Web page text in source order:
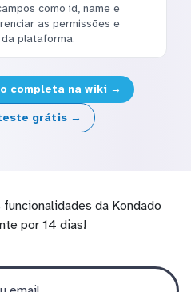
como id, name e
as permissões e
plataforma.
completa na wiki →
grátis →
da Kondado
por 14 dias!